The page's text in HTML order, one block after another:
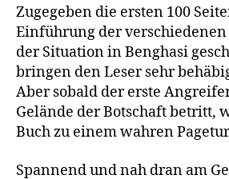
Zugegeben die ersten 100
Einführung der
der Situation in Benghasi
bringen den Leser sehr
Aber sobald der erste
Gelände der Botschaft betritt,
Buch zu einem wahren
Spannend und nah dran am